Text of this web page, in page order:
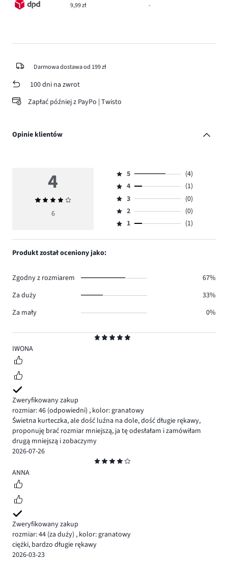
9,99 zł -
Darmowa dostawa od 199 zł
100 dni na zwrot
Zapłać później z PayPo | Twisto
Opinie klientów
5
IWONA
Zweryfikowany zakup
rozmiar: 46 (odpowiedni) , kolor: granatowy
Świetna kurteczka, ale dość luźna na dole, dość długie rękawy,
proponuję brać rozmiar mniejszą, ja tę odesłałam i zamówiłam
drugą mniejszą i zobaczymy
2026-07-26
4
ANNA
Zweryfikowany zakup
rozmiar: 44 (za duży) , kolor: granatowy
ciężki, bardzo długie rękawy
2026-03-23
4
Średnia
ocena
6
Ocena
5,
ilość
głosów
4.
5
(4)
Ocena
4,
ilość
głosów
4
(1)
Ocena
3,
ilość
3
(0)
Ocena
2,
2
(0)
Ocena
1,
1 (1)
Produkt został oceniony jako:
Zgodny z rozmiarem
67%
Za duży
33%
Za mały
0%